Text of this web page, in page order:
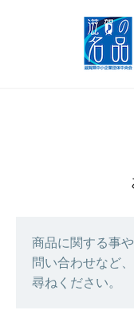
商品に関する事
問い合わせなど
尋ねください。